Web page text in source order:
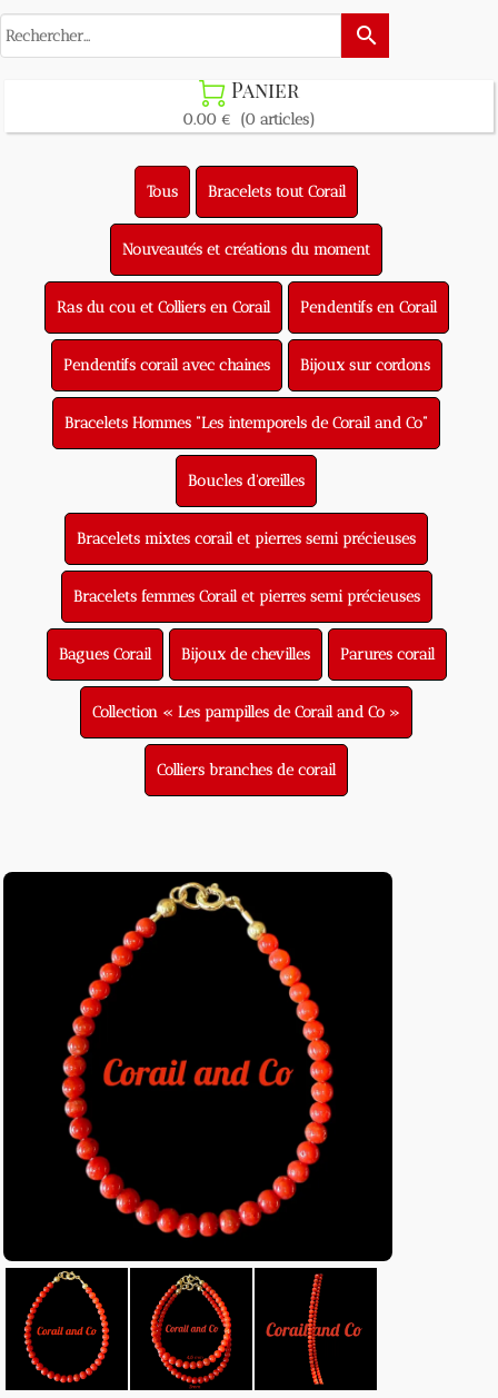
search
 Panier
0.00 € (0 articles)
Tous Bracelets tout Corail
Nouveautés et créations du moment
Ras du cou et Colliers en Corail Pendentifs en Corail
Pendentifs corail avec chaines Bijoux sur cordons
Bracelets Hommes "Les intemporels de Corail and Co"
Boucles d'oreilles
Bracelets mixtes corail et pierres semi précieuses
Bracelets femmes Corail et pierres semi précieuses
Bagues Corail Bijoux de chevilles Parures corail
Collection « Les pampilles de Corail and Co »
Colliers branches de corail